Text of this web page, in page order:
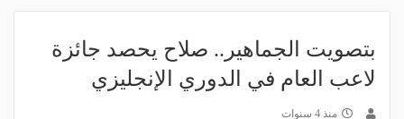
بتصويت الجماهير.. صلاح يحصد جائزة
لاعب العام في الدوري الإنجليزي
منذ 4 سنوات